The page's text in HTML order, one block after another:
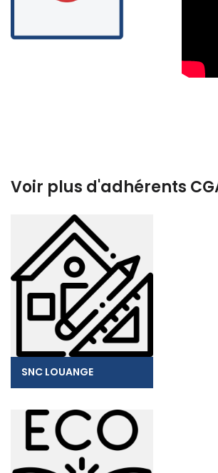
Voir plus d'adhérents
SNC LOUANGE